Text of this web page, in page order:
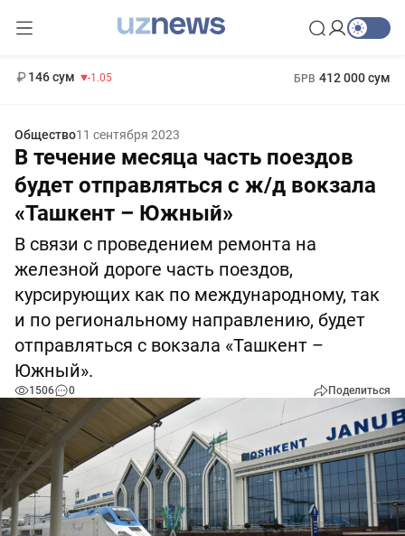
146 сум -1.05 БРВ 412 000 сум
Общество11 сентября 2023
В течение месяца часть поездов
будет отправляться с ж/д вокзала
«Ташкент – Южный»
В связи с проведением ремонта на
железной дороге часть поездов,
курсирующих как по международному, так
и по региональному направлению, будет
отправляться с вокзала «Ташкент –
Южный».
1506 0 Поделиться